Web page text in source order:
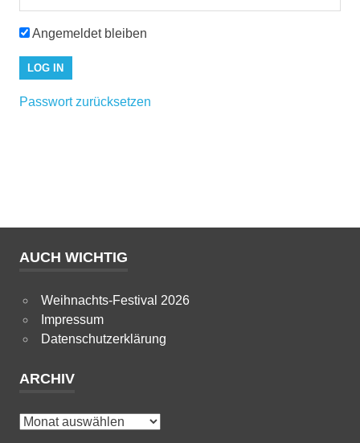
Angemeldet bleiben
Passwort zurücksetzen
AUCH WICHTIG
Weihnachts-Festival 2026
Impressum
Datenschutzerklärung
ARCHIV
Archiv